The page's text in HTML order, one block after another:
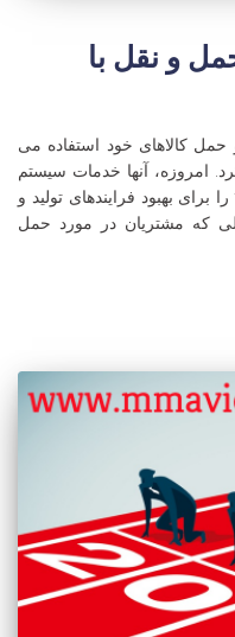
و نقل با
کالاهای خود استفاده می
امروزه، آنها خدمات سیستم
های پیشرفته مبتنی بر IoT و telematics را برای بهبود فرایندهای تولید و
که مشتریان در مورد حمل